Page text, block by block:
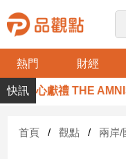
熱門 財經
品
觀
財
暖心獻禮 THE AMNIS
首頁 觀點 兩岸/